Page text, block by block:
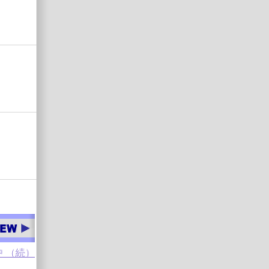
続）